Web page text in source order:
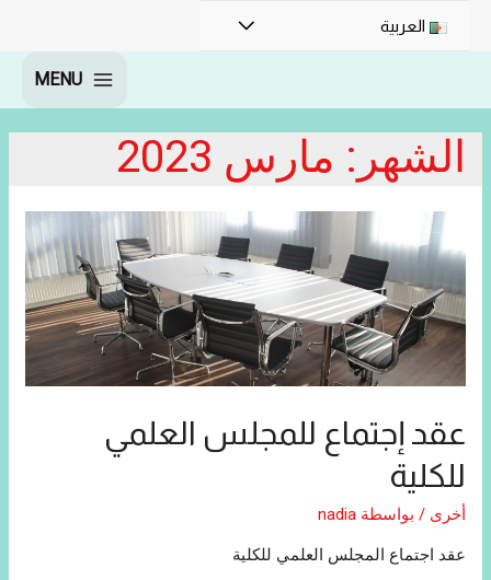
العربية القائمة
MENU
الشهر: مارس 2023
عقد إجتماع للمجلس العلمي
للكلية
أخرى / بواسطة nadia
عقد اجتماع المجلس العلمي للكلية